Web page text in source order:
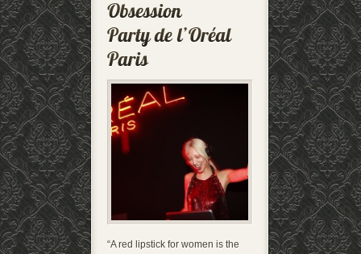
“A red lipstick for women is the